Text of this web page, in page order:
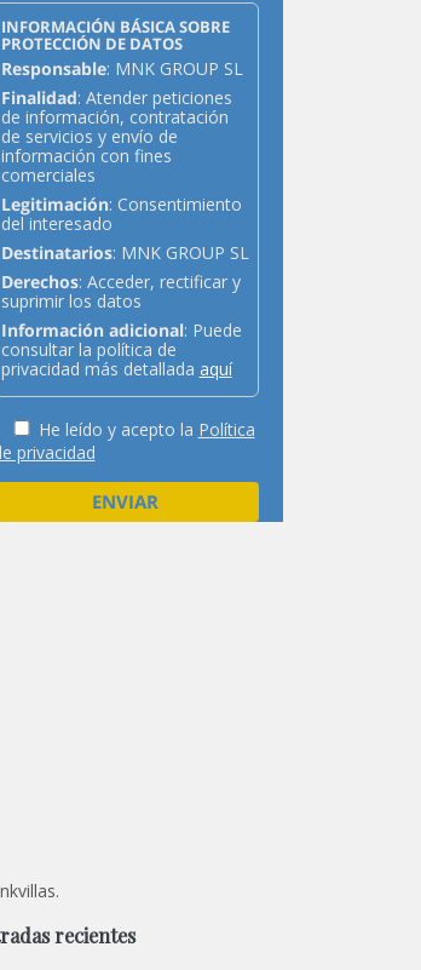
INFORMACIÓN BÁSICA SOBRE
PROTECCIÓN DE DATOS
Responsable: MNK GROUP SL
Finalidad: Atender peticiones
de información, contratación
de servicios y envío de
información con fines
comerciales
Legitimación: Consentimiento
del interesado
Destinatarios: MNK GROUP SL
Derechos: Acceder, rectificar y
suprimir los datos
Información adicional: Puede
consultar la política de
privacidad más detallada aquí
He leído y acepto la Política
privacidad
recientes